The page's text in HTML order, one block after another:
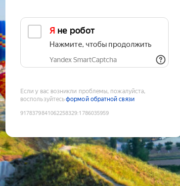
Я не робот
Нажмите, чтобы продолжить
Yandex SmartCaptcha
Если у вас возникли проблемы, пожалуйста,
воспользуйтесьформой обратной связи
9178379841062258329:1786035959